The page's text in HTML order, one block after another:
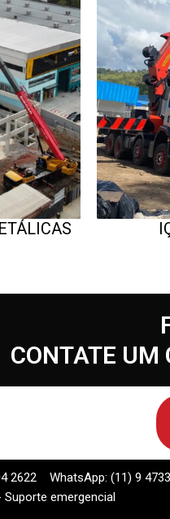
CONTATE UM
2622
WhatsApp: (11) 9
Suporte emergencial